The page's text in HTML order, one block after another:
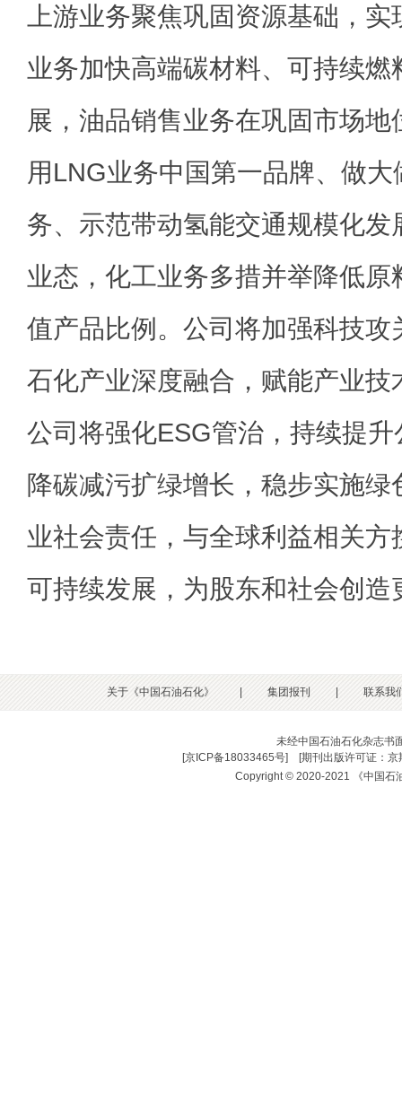
上游业务聚焦巩固资源基础，
业务加快高端碳材料、可持续
展，油品销售业务在巩固市场
用LNG业务中国第一品牌、做
务、示范带动氢能交通规模化
业态，化工业务多措并举降低
值产品比例。公司将加强科技攻
石化产业深度融合，赋能产业技
公司将强化ESG管治，持续提
降碳减污扩绿增长，稳步实施
业社会责任，与全球利益相关
可持续发展，为股东和社会创造
关于《中国石油石化》 | 集团报刊 | 联系我
未经中国石油石化杂志书
[京ICP备18033465号] [期刊出版许可证：
Copyright © 2020-2021 《中国石